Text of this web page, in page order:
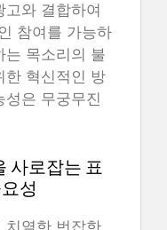
와 결합하여
참여를 가능하
는 목소리의 불
한 혁신적인 방
성은 무궁무진
사로잡는 표
성
치열한 번잡한